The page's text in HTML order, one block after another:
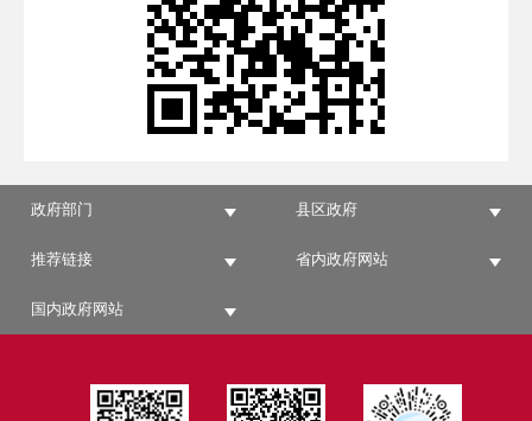
政府部门 县区政府
推荐链接 省内政府网站
国内政府网站